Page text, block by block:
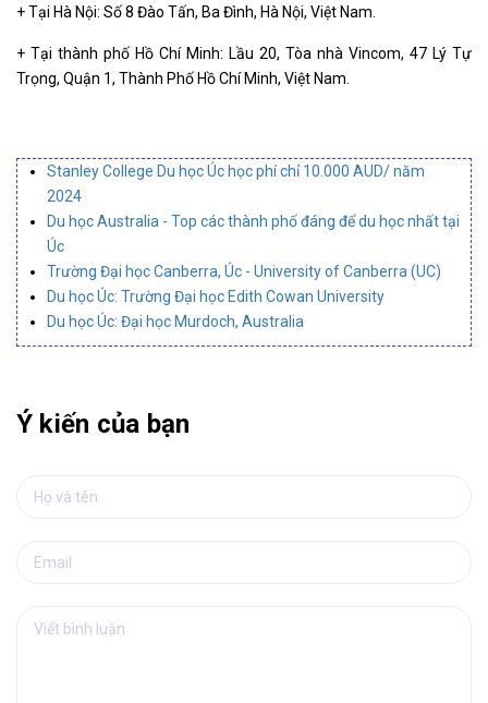
+ Tại Hà Nội: Số 8 Đào Tấn, Ba Đình, Hà Nội, Việt Nam.
+ Tại thành phố Hồ Chí Minh: Lầu 20, Tòa nhà Vincom, 47 Lý Tự
Trọng, Quận 1, Thành Phố Hồ Chí Minh, Việt Nam.
Stanley College Du học Úc học phí chỉ 10.000 AUD/ năm
2024
Du học Australia - Top các thành phố đáng để du học nhất tại
Úc
Trường Đại học Canberra, Úc - University of Canberra (UC)
Du học Úc: Trường Đại học Edith Cowan University
Du học Úc: Đại học Murdoch, Australia
Ý kiến của bạn